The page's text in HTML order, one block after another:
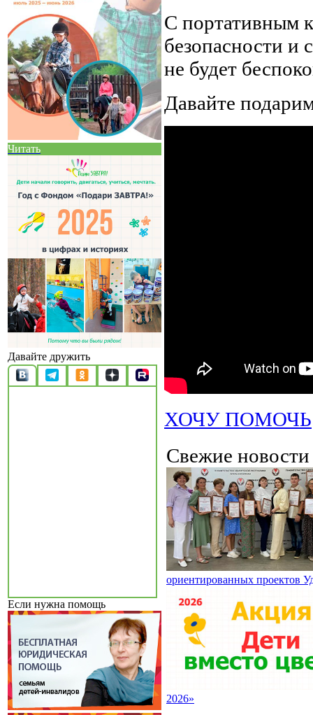
Читать
Давайте дружить
Если нужна помощь
С портативным
безопасности и
не будет
Давайте
ХОЧУ ПОМОЧЬ
Свежие
ориентированных проектов
2026»